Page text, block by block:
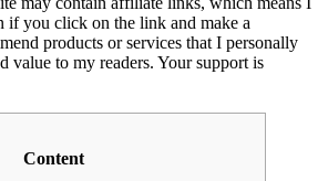
if you click on the link and make a
products or services that I personally
value to my readers. Your support is
Content